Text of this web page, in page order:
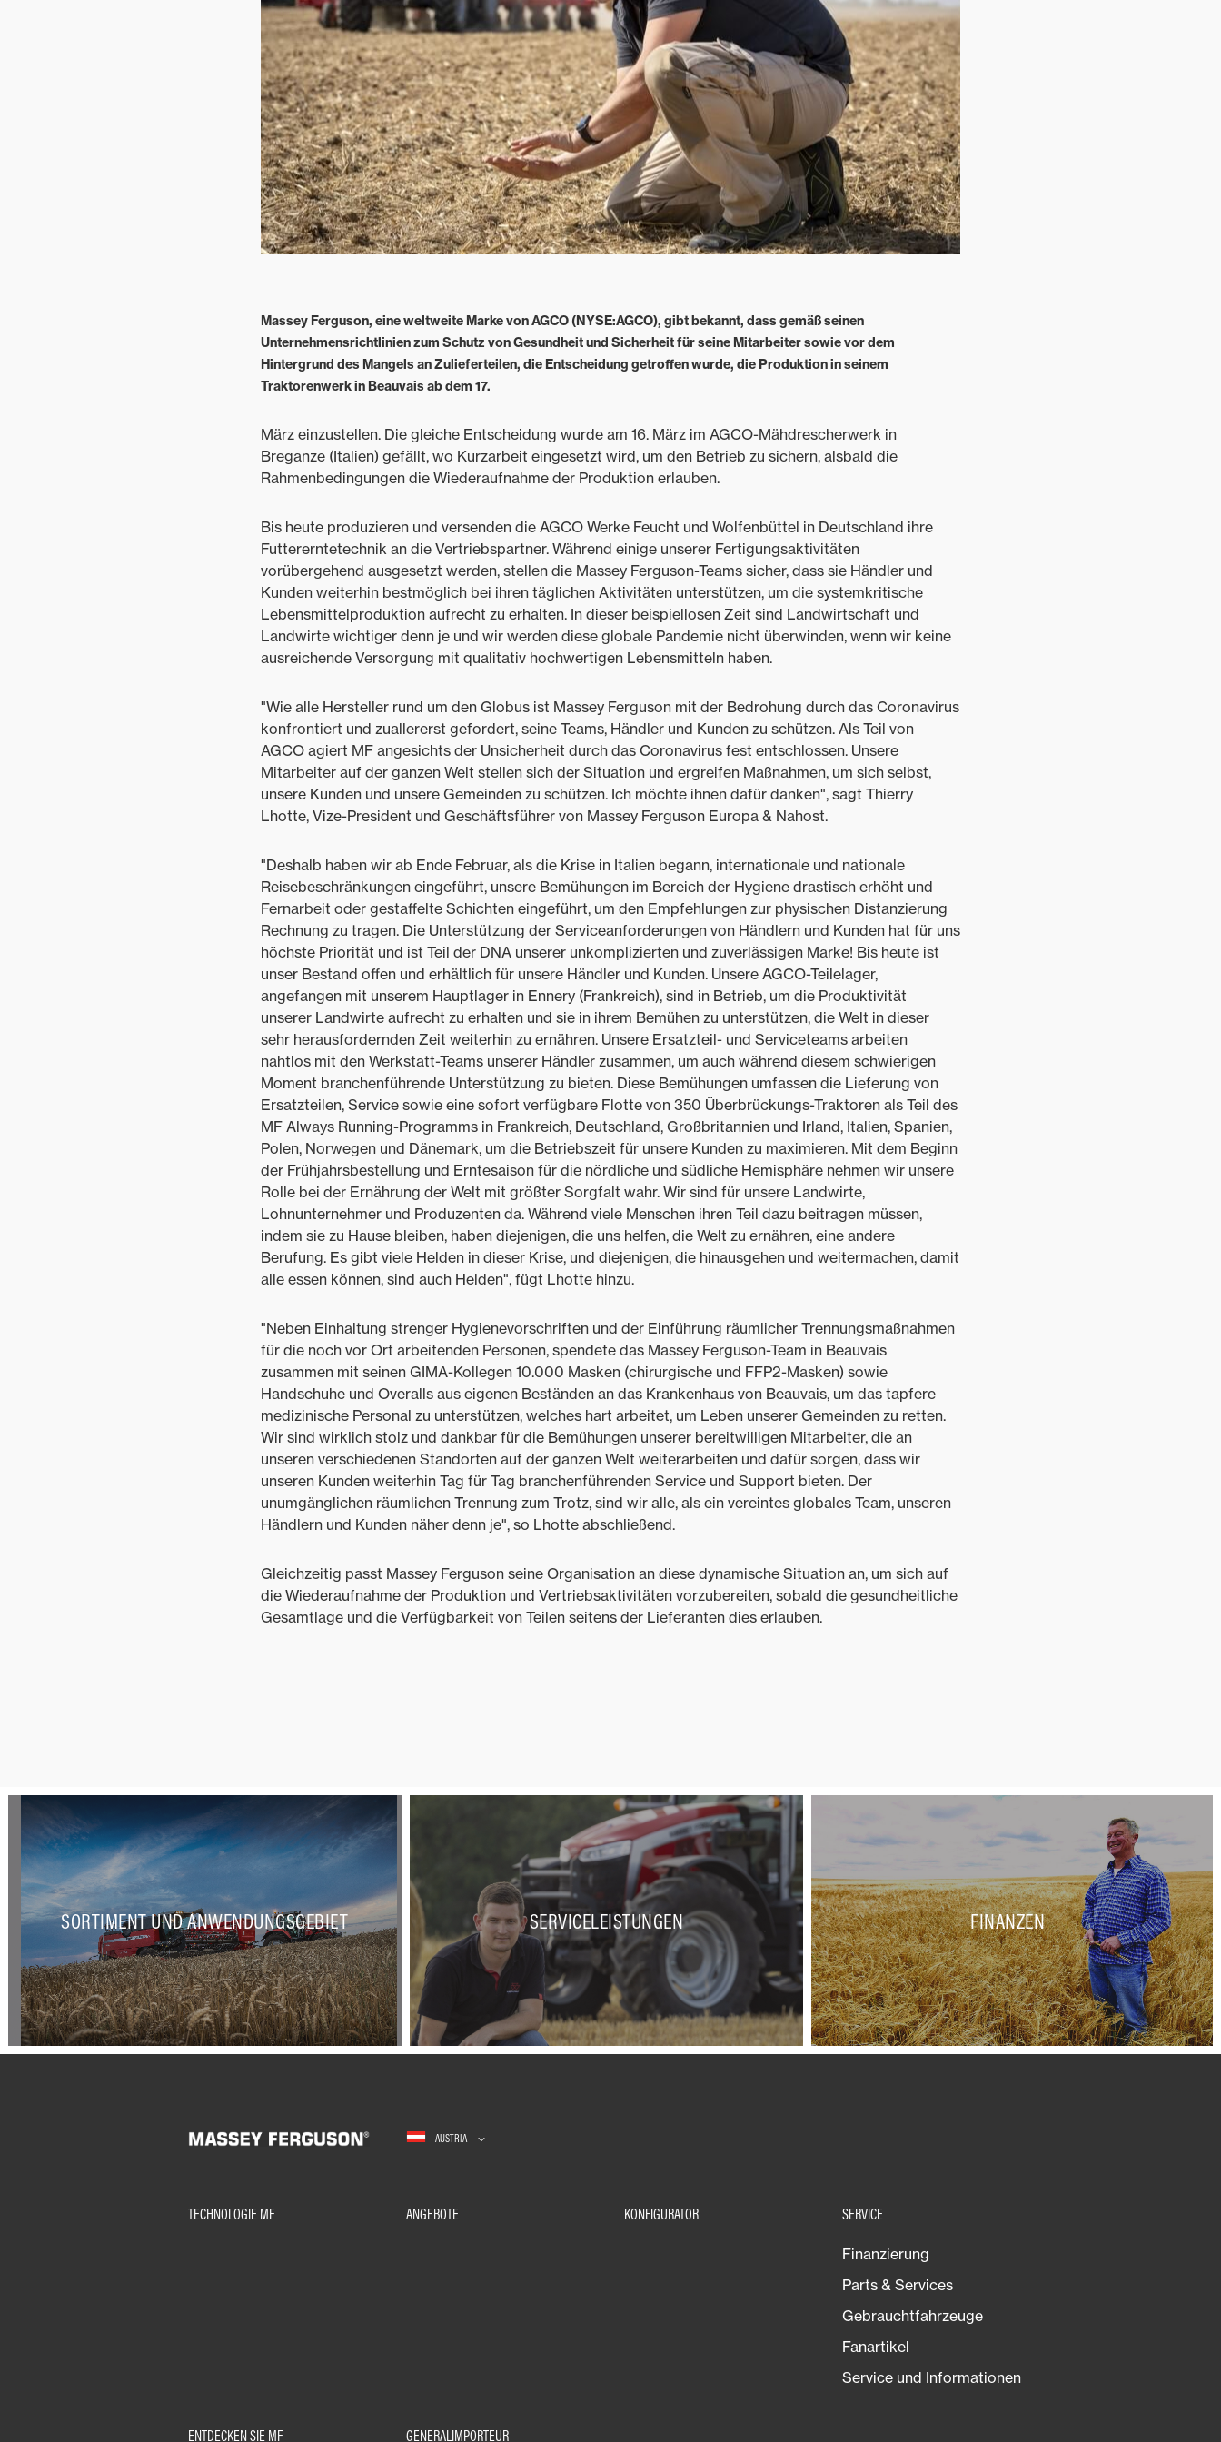
Landschaftspflege
Gemischtbetriebe
Massey Ferguson, eine weltweite Marke von AGCO (NYSE:AGCO), gibt bekannt, dass gemäß seinen
Unternehmensrichtlinien zum Schutz von Gesundheit und Sicherheit für seine Mitarbeiter sowie vor dem
Hintergrund des Mangels an Zulieferteilen, die Entscheidung getroffen wurde, die Produktion in seinem
Traktorenwerk in Beauvais ab dem 17.
März einzustellen. Die gleiche Entscheidung wurde am 16. März im AGCO-Mähdrescherwerk in
Breganze (Italien) gefällt, wo Kurzarbeit eingesetzt wird, um den Betrieb zu sichern, alsbald die
Rahmenbedingungen die Wiederaufnahme der Produktion erlauben.
Bis heute produzieren und versenden die AGCO Werke Feucht und Wolfenbüttel in Deutschland ihre
Futtererntetechnik an die Vertriebspartner. Während einige unserer Fertigungsaktivitäten
vorübergehend ausgesetzt werden, stellen die Massey Ferguson-Teams sicher, dass sie Händler und
Kunden weiterhin bestmöglich bei ihren täglichen Aktivitäten unterstützen, um die systemkritische
Lebensmittelproduktion aufrecht zu erhalten. In dieser beispiellosen Zeit sind Landwirtschaft und
Landwirte wichtiger denn je und wir werden diese globale Pandemie nicht überwinden, wenn wir keine
ausreichende Versorgung mit qualitativ hochwertigen Lebensmitteln haben.
"Wie alle Hersteller rund um den Globus ist Massey Ferguson mit der Bedrohung durch das Coronavirus
konfrontiert und zuallererst gefordert, seine Teams, Händler und Kunden zu schützen. Als Teil von
AGCO agiert MF angesichts der Unsicherheit durch das Coronavirus fest entschlossen. Unsere
Mitarbeiter auf der ganzen Welt stellen sich der Situation und ergreifen Maßnahmen, um sich selbst,
unsere Kunden und unsere Gemeinden zu schützen. Ich möchte ihnen dafür danken", sagt Thierry
Lhotte, Vize-President und Geschäftsführer von Massey Ferguson Europa & Nahost.
"Deshalb haben wir ab Ende Februar, als die Krise in Italien begann, internationale und nationale
Reisebeschränkungen eingeführt, unsere Bemühungen im Bereich der Hygiene drastisch erhöht und
Fernarbeit oder gestaffelte Schichten eingeführt, um den Empfehlungen zur physischen Distanzierung
Rechnung zu tragen. Die Unterstützung der Serviceanforderungen von Händlern und Kunden hat für uns
höchste Priorität und ist Teil der DNA unserer unkomplizierten und zuverlässigen Marke! Bis heute ist
unser Bestand offen und erhältlich für unsere Händler und Kunden. Unsere AGCO-Teilelager,
angefangen mit unserem Hauptlager in Ennery (Frankreich), sind in Betrieb, um die Produktivität
unserer Landwirte aufrecht zu erhalten und sie in ihrem Bemühen zu unterstützen, die Welt in dieser
sehr herausfordernden Zeit weiterhin zu ernähren. Unsere Ersatzteil- und Serviceteams arbeiten
nahtlos mit den Werkstatt-Teams unserer Händler zusammen, um auch während diesem schwierigen
Moment branchenführende Unterstützung zu bieten. Diese Bemühungen umfassen die Lieferung von
Ersatzteilen, Service sowie eine sofort verfügbare Flotte von 350 Überbrückungs-Traktoren als Teil des
MF Always Running-Programms in Frankreich, Deutschland, Großbritannien und Irland, Italien, Spanien,
Polen, Norwegen und Dänemark, um die Betriebszeit für unsere Kunden zu maximieren. Mit dem Beginn
der Frühjahrsbestellung und Erntesaison für die nördliche und südliche Hemisphäre nehmen wir unsere
Rolle bei der Ernährung der Welt mit größter Sorgfalt wahr. Wir sind für unsere Landwirte,
Lohnunternehmer und Produzenten da. Während viele Menschen ihren Teil dazu beitragen müssen,
indem sie zu Hause bleiben, haben diejenigen, die uns helfen, die Welt zu ernähren, eine andere
Berufung. Es gibt viele Helden in dieser Krise, und diejenigen, die hinausgehen und weitermachen, damit
alle essen können, sind auch Helden", fügt Lhotte hinzu.
"Neben Einhaltung strenger Hygienevorschriften und der Einführung räumlicher Trennungsmaßnahmen
für die noch vor Ort arbeitenden Personen, spendete das Massey Ferguson-Team in Beauvais
zusammen mit seinen GIMA-Kollegen 10.000 Masken (chirurgische und FFP2-Masken) sowie
Handschuhe und Overalls aus eigenen Beständen an das Krankenhaus von Beauvais, um das tapfere
medizinische Personal zu unterstützen, welches hart arbeitet, um Leben unserer Gemeinden zu retten.
Wir sind wirklich stolz und dankbar für die Bemühungen unserer bereitwilligen Mitarbeiter, die an
unseren verschiedenen Standorten auf der ganzen Welt weiterarbeiten und dafür sorgen, dass wir
unseren Kunden weiterhin Tag für Tag branchenführenden Service und Support bieten. Der
unumgänglichen räumlichen Trennung zum Trotz, sind wir alle, als ein vereintes globales Team, unseren
Händlern und Kunden näher denn je", so Lhotte abschließend.
Gleichzeitig passt Massey Ferguson seine Organisation an diese dynamische Situation an, um sich auf
die Wiederaufnahme der Produktion und Vertriebsaktivitäten vorzubereiten, sobald die gesundheitliche
Gesamtlage und die Verfügbarkeit von Teilen seitens der Lieferanten dies erlauben.
SORTIMENT UND ANWENDUNGSGEBIET SERVICELEISTUNGEN FINANZEN
AUSTRIA
TECHNOLOGIE MF ANGEBOTE KONFIGURATOR SERVICE
Finanzierung
Parts & Services
Gebrauchtfahrzeuge
Fanartikel
Service und Informationen
ENTDECKEN SIE MF GENERALIMPORTEUR